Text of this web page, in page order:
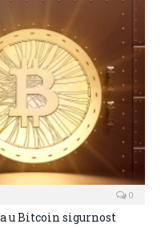
0
u Bitcoin sigurnost